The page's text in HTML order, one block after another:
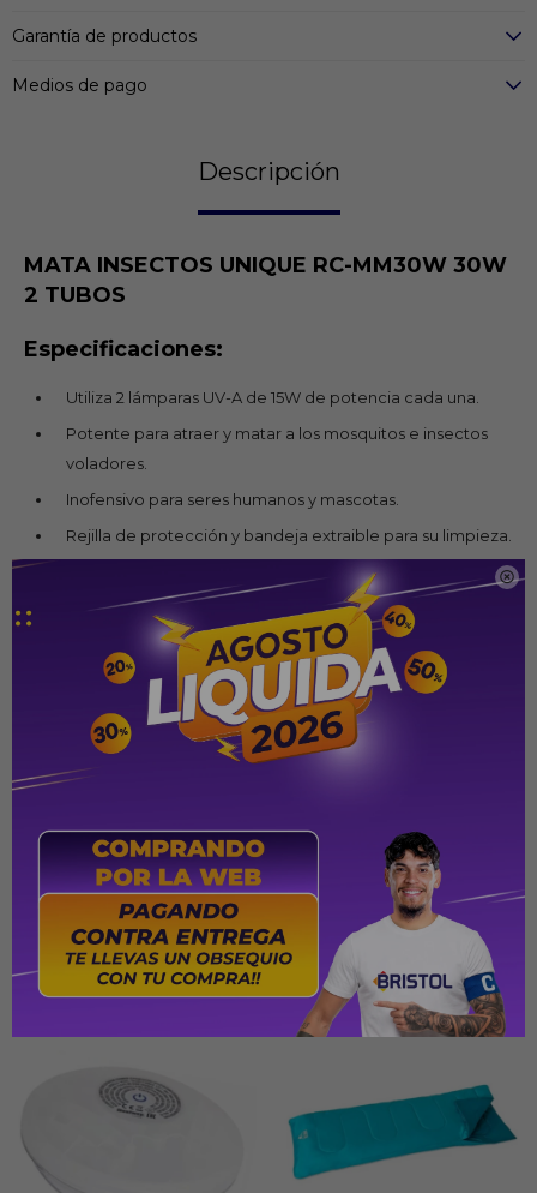

Garantía de productos
Medios de pago
Descripción
MATA INSECTOS UNIQUE RC-MM30W 30W
2 TUBOS
Especificaciones:
Utiliza 2 lámparas UV-A de 15W de potencia cada una.
Potente para atraer y matar a los mosquitos e insectos
voladores.
Inofensivo para seres humanos y mascotas.
Rejilla de protección y bandeja extraible para su limpieza.
Para utilizar en el hogar y locales comerciales.
No emite ninguna radiación, ni olor, ni veneno, no hay
humo. Sin efectos secundarios o reacciones adversas a
los seres humanos.
Duración de la bombilla 8.000 horas.
Diseño práctico y seguro de usar.
Área de cobertura efectiva de 150 metros cuadrados.
PRODUCTOS QUE TE PUEDEN INTERESAR